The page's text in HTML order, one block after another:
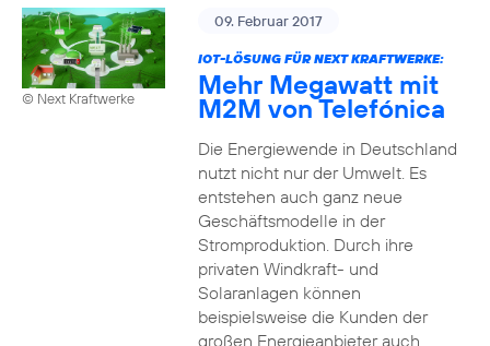
© Next Kraftwerke
09. Februar 2017
IOT-LÖSUNG FÜR NEXT KRAFTWERKE:
Mehr Megawatt mit
M2M von Telefónica
Die Energiewende in Deutschland
nutzt nicht nur der Umwelt. Es
entstehen auch ganz neue
Geschäftsmodelle in der
Stromproduktion. Durch ihre
privaten Windkraft- und
Solaranlagen können
beispielsweise die Kunden der
großen Energieanbieter auch